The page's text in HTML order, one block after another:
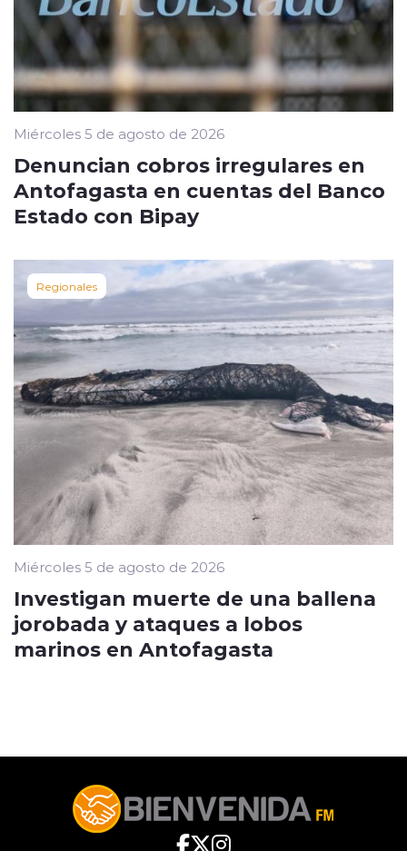
Miércoles 5 de agosto de 2026
Denuncian cobros irregulares en
Antofagasta en cuentas del Banco
Estado con Bipay
Regionales
Miércoles 5 de agosto de 2026
Investigan muerte de una ballena
jorobada y ataques a lobos
marinos en Antofagasta